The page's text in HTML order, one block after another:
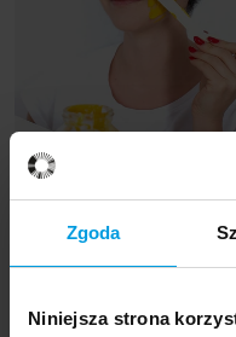
Zgoda
Niniejsza strona
Projekt: Rytuał | Projektantka: